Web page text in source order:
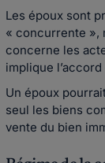
Les époux sont
« concurrente »,
concerne les
implique
Un époux
seul les biens
vente du bien